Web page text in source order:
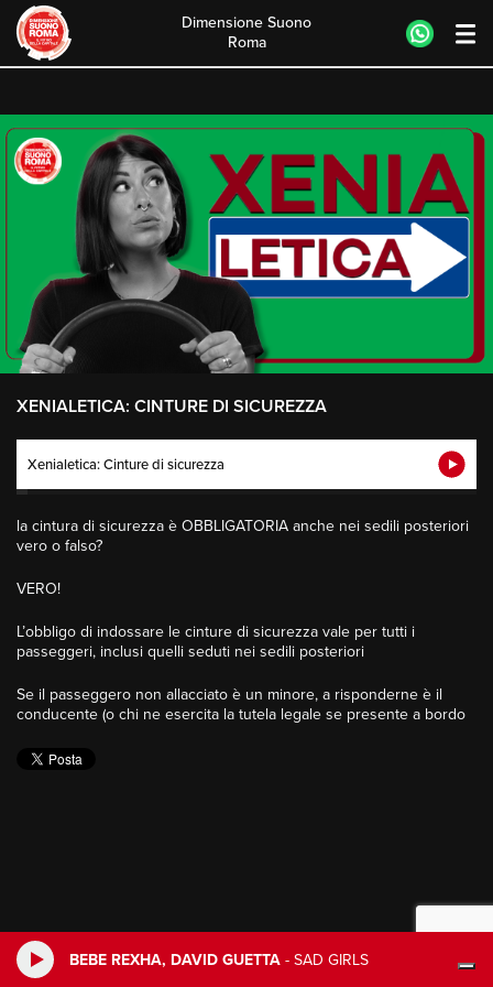
BEBE REXHA, DAVID GUETTA - SAD GIRLS
content
Dimensione Suono
Roma
XENIALETICA: CINTURE DI SICUREZZA
Xenialetica: Cinture di sicurezza
la cintura di sicurezza è OBBLIGATORIA anche nei sedili posteriori
vero o falso?
VERO!
L’obbligo di indossare le cinture di sicurezza vale per tutti i
passeggeri, inclusi quelli seduti nei sedili posteriori
Se il passeggero non allacciato è un minore, a risponderne è il
conducente (o chi ne esercita la tutela legale se presente a bordo